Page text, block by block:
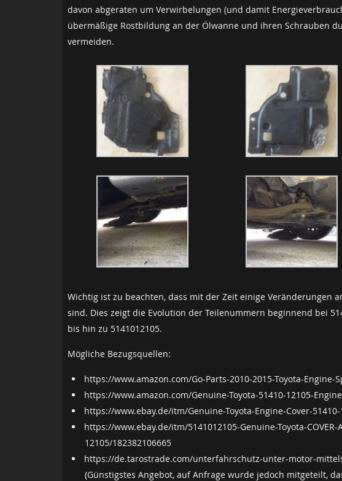
davon abgeraten um Verwirbelungen (und damit
übermäßige Rostbildung an der Ölwanne und ihren Schrauben
vermeiden.
Wichtig ist zu beachten, dass mit der Zeit einige Veränderungen
sind. Dies zeigt die Evolution der Teilenummern beginnend bei
bis hin zu 5141012105.
Mögliche Bezugsquellen:
https://www.amazon.com/Go-Parts-2010-2015-Toyota-Engine-
https://www.amazon.com/Genuine-Toyota-51410-12105-
https://www.ebay.de/itm/Genuine-Toyota-Engine-Cover-
https://www.ebay.de/itm/5141012105-Genuine-Toyota-COVER-
12105/182382106665
https://de.tarostrade.com/unterfahrschutz-unter-motor-
(Günstigstes Angebot, auf Anfrage wurde jedoch mitgeteilt,